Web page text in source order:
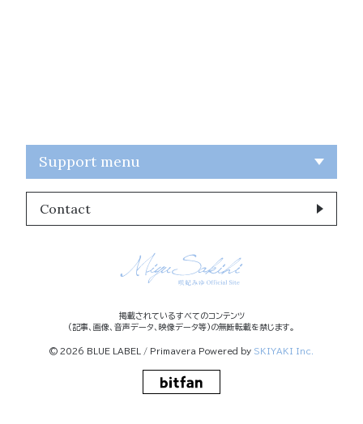
Support menu
Contact
掲載されているすべてのコンテンツ
(記事、画像、音声データ、映像データ等)の無断転載を禁じます。
© 2026 BLUE LABEL / Primavera Powered by SKIYAKI Inc.